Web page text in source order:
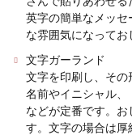
英字の簡単なメッセ
な雰囲気になってお
文字ガーランド
文字を印刷し、その
名前やイニシャル、
などが定番です。お
す。文字の場合は厚